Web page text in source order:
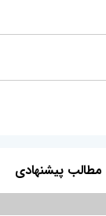
مطالب پیشنهادی